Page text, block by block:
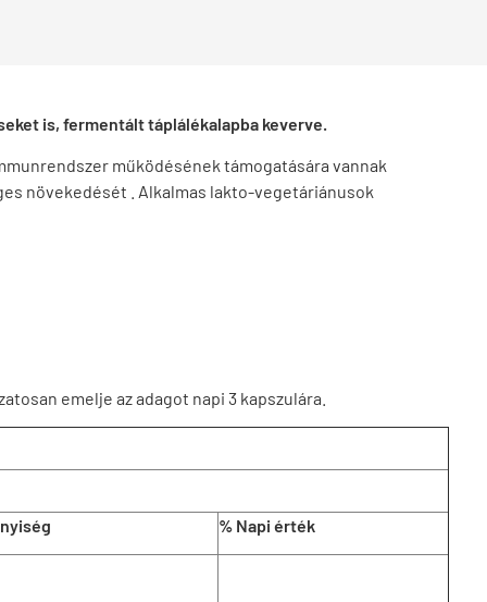
is, fermentált táplálékalapba keverve.
működésének támogatására vannak
növekedését . Alkalmas lakto-vegetáriánusok
emelje az adagot napi 3 kapszulára.
% Napi érték